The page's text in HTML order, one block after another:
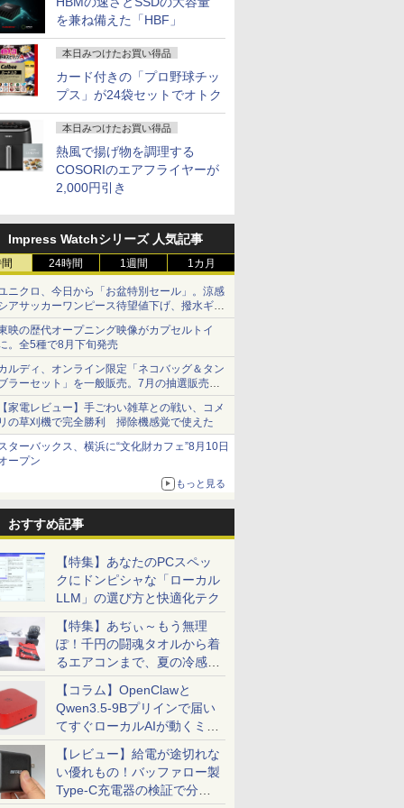
を兼ね備えた「HBF」
本日みつけたお買い得品
カード付きの「プロ野球チッ
プス」が24袋セットでオトク
本日みつけたお買い得品
熱風で揚げ物を調理する
COSORIのエアフライヤーが
2,000円引き
Impress Watchシリーズ 人気記事
24時間 1週間 1カ月
ニクロ、今日から「お盆特別セール」。涼感
アサッカーワンピース待望値下げ、撥水ギア
ョーツは1990円に
映の歴代オープニング映像がカプセルトイ
。全5種で8月下旬発売
ルディ、オンライン限定「ネコバッグ＆タン
ラーセット」を一般販売。7月の抽選販売の
選無効分
家電レビュー】手ごわい雑草との戦い、コメ
の草刈機で完全勝利 掃除機感覚で使えた
ターバックス、横浜に“文化財カフェ”8月10日
ープン
もっと見る
おすすめ記事
【特集】あなたのPCスペッ
クにドンピシャな「ローカル
LLM」の選び方と快適化テク
【特集】あぢぃ～もう無理
ぽ！千円の闘魂タオルから着
るエアコンまで、夏の冷感グ
ッズ一挙紹介
【コラム】OpenClawと
Qwen3.5-9Bプリインで届い
てすぐローカルAIが動くミニ
PC「SER9 Pro」
【レビュー】給電が途切れな
い優れもの！バッファロー製
Type-C充電器の検証で分か